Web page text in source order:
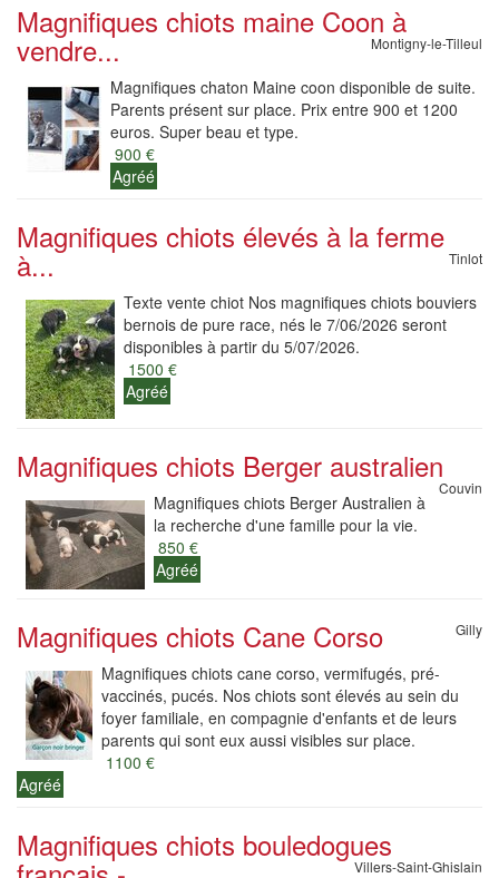
Magnifiques chiots maine Coon à
vendre... Montigny-le-Tilleul
Magnifiques chaton Maine coon disponible de suite.
Parents présent sur place. Prix entre 900 et 1200
euros. Super beau et type.
900 €
Agréé
Magnifiques chiots élevés à la ferme
à... Tinlot
Texte vente chiot Nos magnifiques chiots bouviers
bernois de pure race, nés le 7/06/2026 seront
disponibles à partir du 5/07/2026.
1500 €
Agréé
Magnifiques chiots Berger australien
Couvin
Magnifiques chiots Berger Australien à
la recherche d'une famille pour la vie.
850 €
Agréé
Magnifiques chiots Cane Corso Gilly
Magnifiques chiots cane corso, vermifugés, pré-
vaccinés, pucés. Nos chiots sont élevés au sein du
foyer familiale, en compagnie d'enfants et de leurs
parents qui sont eux aussi visibles sur place.
1100 €
Agréé
Magnifiques chiots bouledogues
Villers-Saint-Ghislain